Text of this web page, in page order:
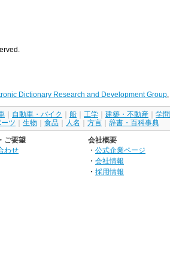
Dictionary Research and Development Group
自動車・バイク 船 工学 建築・不動産
学問
ーツ 生物 食品 人名 方言 辞書・百科事典
ご要望
わせ
会社概要
・ 公式企業ページ
・ 会社情報
・ 採用情報